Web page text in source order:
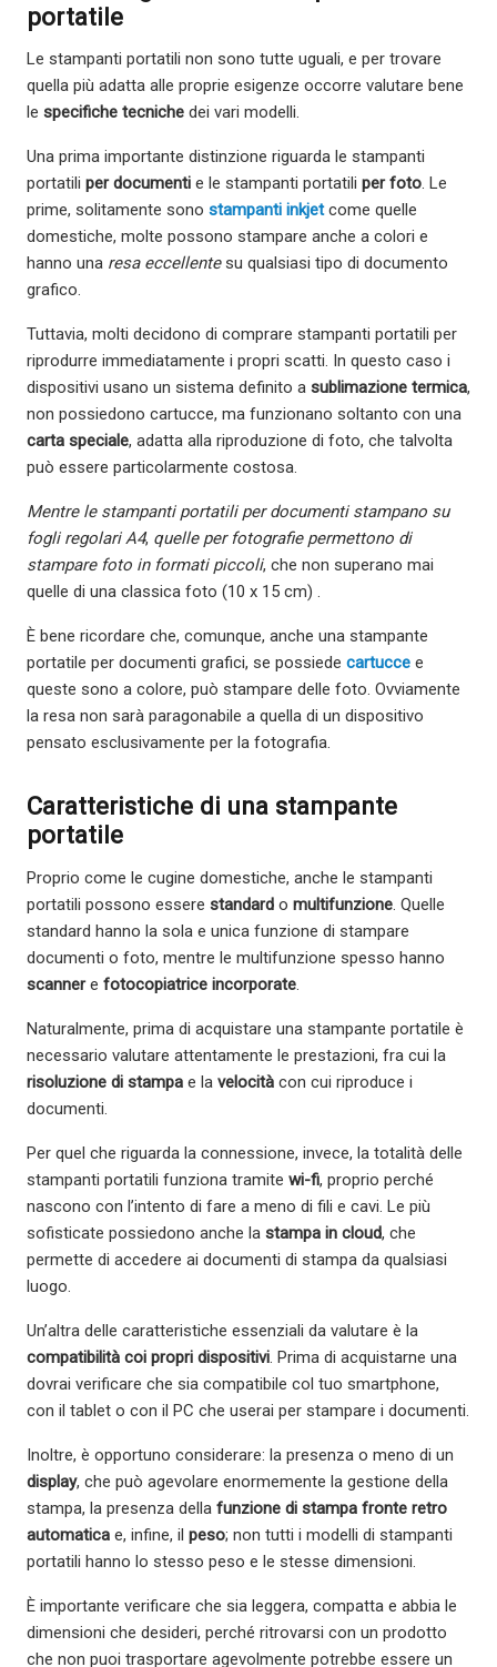
portatile
Le stampanti portatili non sono tutte uguali, e per trovare
quella più adatta alle proprie esigenze occorre valutare bene
le specifiche tecniche dei vari modelli.
Una prima importante distinzione riguarda le stampanti
portatili per documenti e le stampanti portatili per foto. Le
prime, solitamente sono stampanti inkjetcome quelle
domestiche, molte possono stampare anche a colori e
hanno una resa eccellentesu qualsiasi tipo di documento
grafico.
Tuttavia, molti decidono di comprare stampanti portatili per
riprodurre immediatamente i propri scatti. In questo caso i
dispositivi usano un sistema definito a sublimazione termica,
non possiedono cartucce, ma funzionano soltanto con una
carta speciale, adatta alla riproduzione di foto, che talvolta
può essere particolarmente costosa.
Mentre le stampanti portatili per documenti stampano su
fogli regolari A4, quelle per fotografie permettono di
stampare foto in formati piccoli, che non superano mai
quelle di una classica foto (10 x 15 cm) .
È bene ricordare che, comunque, anche una stampante
portatile per documenti grafici, se possiede cartucce e
queste sono a colore, può stampare delle foto. Ovviamente
la resa non sarà paragonabile a quella di un dispositivo
pensato esclusivamente per la fotografia.
Caratteristiche di una stampante
portatile
Proprio come le cugine domestiche, anche le stampanti
portatili possono essere standard o multifunzione. Quelle
standard hanno la sola e unica funzione di stampare
documenti o foto, mentre le multifunzione spesso hanno
scannere fotocopiatrice incorporate.
Naturalmente, prima di acquistare una stampante portatile è
necessario valutare attentamente le prestazioni, fra cui la
risoluzione di stampa e la velocità con cui riproduce i
documenti.
Per quel che riguarda la connessione, invece, la totalità delle
stampanti portatili funziona tramite wi-fi, proprio perché
nascono con l’intento di fare a meno di fili e cavi. Le più
sofisticate possiedono anche la stampa in cloud, che
permette di accedere ai documenti di stampa da qualsiasi
luogo.
Un’altra delle caratteristiche essenziali da valutare è la
compatibilità coi propri dispositivi. Prima di acquistarne una
dovrai verificare che sia compatibile col tuo smartphone,
con il tablet o con il PC che userai per stampare i documenti.
Inoltre, è opportuno considerare: la presenza o meno di un
display, che può agevolare enormemente la gestione della
stampa, la presenza della funzione di stampa fronte retro
automatica e, infine, il peso; non tutti i modelli di stampanti
portatili hanno lo stesso peso e le stesse dimensioni.
È importante verificare che sia leggera, compatta e abbia le
dimensioni che desideri, perché ritrovarsi con un prodotto
che non puoi trasportare agevolmente potrebbe essere un